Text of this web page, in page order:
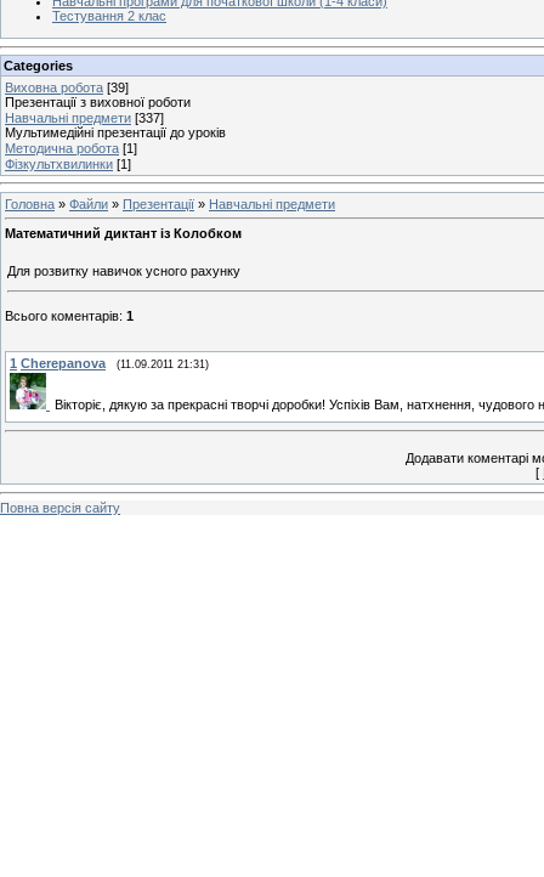
Тестування 2 клас
Categories
Виховна робота [39]
Презентації з виховної роботи
Навчальні предмети [337]
Мультимедійні презентації до уроків
Методична робота [1]
Фізкультхвилинки [1]
Головна » Файли » Презентації » Навчальні предмети
Математичний диктант із Колобком
Для розвитку навичок усного рахунку
Всього коментарів: 1
1 Cherepanova (11.09.2011 21:31)
Вікторіє, дякую за прекрасні творчі доробки! Успіхів Вам, натхнення,
Додавати коментарі
[
Повна версія сайту